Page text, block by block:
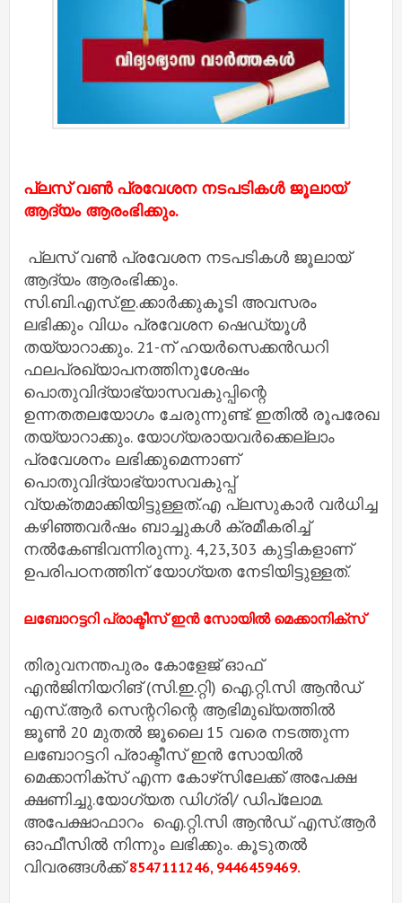
പ്ലസ് വണ്‍ പ്രവേശന നടപടികള്‍ ജൂലായ്
ആദ്യം ആരംഭിക്കും.
പ്ലസ് വണ്‍ പ്രവേശന നടപടികള്‍ ജൂലായ്
ആദ്യം ആരംഭിക്കും.
സി.ബി.എസ്.ഇ.ക്കാര്‍ക്കുകൂടി അവസരം
ലഭിക്കും വിധം പ്രവേശന ഷെഡ്യൂള്‍
തയ്യാറാക്കും. 21-ന് ഹയര്‍സെക്കന്‍ഡറി
ഫലപ്രഖ്യാപനത്തിനുശേഷം
പൊതുവിദ്യാഭ്യാസവകുപ്പിന്റെ
ഉന്നതതലയോഗം ചേരുന്നുണ്ട്. ഇതില്‍ രൂപരേഖ
തയ്യാറാക്കും. യോഗ്യരായവര്‍ക്കെല്ലാം
പ്രവേശനം ലഭിക്കുമെന്നാണ്
പൊതുവിദ്യാഭ്യാസവകുപ്പ്
വ്യക്തമാക്കിയിട്ടുള്ളത്.എ പ്ലസുകാര്‍ വര്‍ധിച്ച
കഴിഞ്ഞവര്‍ഷം ബാച്ചുകള്‍ ക്രമീകരിച്ച്
നല്‍കേണ്ടിവന്നിരുന്നു. 4,23,303 കുട്ടികളാണ്
ഉപരിപഠനത്തിന് യോഗ്യത നേടിയിട്ടുള്ളത്.
ലബോറട്ടറി പ്രാക്ടീസ് ഇൻ സോയിൽ മെക്കാനിക്‌സ്
തിരുവനന്തപുരം കോളേജ് ഓഫ്
എൻജിനിയറിങ് (സി.ഇ.റ്റി) ഐ.റ്റി.സി ആൻഡ്
എസ്.ആർ സെന്ററിന്റെ ആഭിമുഖ്യത്തിൽ
ജൂൺ 20 മുതൽ ജൂലൈ 15 വരെ നടത്തുന്ന
ലബോറട്ടറി പ്രാക്ടീസ് ഇൻ സോയിൽ
മെക്കാനിക്‌സ് എന്ന കോഴ്‌സിലേക്ക് അപേക്ഷ
ക്ഷണിച്ചു.യോഗ്യത ഡിഗ്രി/ ഡിപ്ലോമ.
അപേക്ഷാഫാറം ഐ.റ്റി.സി ആൻഡ് എസ്.ആർ
ഓഫീസിൽ നിന്നും ലഭിക്കും. കൂടുതൽ
വിവരങ്ങൾക്ക്8547111246, 9446459469.